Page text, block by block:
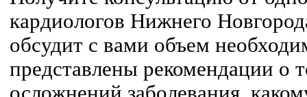
кардиологов Нижнего
обсудит с вами объем
представлены рекомендации о